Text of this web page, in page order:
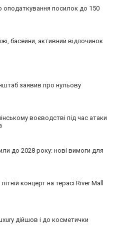
оподаткування посилок до 150
басейни, активний відпочинок
заявив про нульову
воєводстві під час атаки
до 2028 року: нові вимоги для
концерт на терасі River Mall
дійшов і до косметички